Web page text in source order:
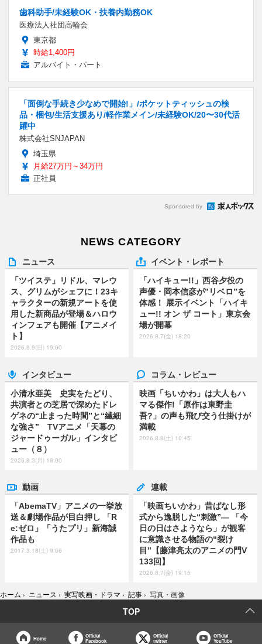
歯科助手/未経験OK・扶養内勤務OK
医療法人社団高輪会
東京都
時給1,400円
アルバイト・パート
「面倒な手続き少なめで開始!」/ポケットティッシュの検
品・梱包/生活支援あり/軽作業メイン/未経験OK/20〜30代活
躍中
株式会社SNJAPAN
埼玉県
月給27万円～34万円
正社員
Sponsored by
NEWS CATEGORY
ニュース
「ツイステ」リドル、マレウ
ス、グリムがシェフに！23キ
ャラクターの新規アートを使
用した新商品が登場＆ハロウ
ィンフェアも開催【アニメイ
ト】
2026.8.9(日) 19:00
イベント・レポート
「ハイキュー!!」西谷夕役の
声優・岡本信彦が”リベロ”を
体感！ 展示イベント「ハイキ
ュー!! オン ザ コート」東京会
場が開幕
2026.8.7(金) 18:20
インタビュー
小清水亜美 史実をたどり、
共演者との芝居で深めたドレ
ゲネの“止まった時間”と“繊細
な強さ” TVアニメ「天幕の
ジャードゥーガル」インタビ
ュー（８）
2026.8.3(月) 18:00
コラム・レビュー
映画「ちいかわ」は大人もハ
マる傑作!「原作は東野圭
吾?」の声も飛び交う仕掛けが
満載
2026.8.8(土) 10:45
動画
「AbemaTV」アニメの一挙放
送＆劇場作品が目白押し 「R
e:ゼロ」「うたプリ」新海誠
作品も
2017.3.18(土) 9:06
連載
「映画ちいかわ」昔ばなし形
式から逸脱した“刺激”― 「今
日の日はさようなら」が観客
に意識させる物語の“裂け
目”【藤津亮太のアニメの門V
133回】
2026.8.7(金) 19:15
ホーム › ニュース › 実写映画・ドラマ › 記事 › 写真・画像
TOP
Home
Official
Facebook
Official
twitter
Official
YouTube